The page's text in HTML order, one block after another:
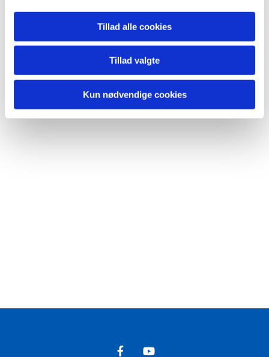
Tillad alle cookies
Tillad valgte
Kun nødvendige cookies